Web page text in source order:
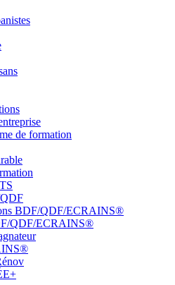
de formation
BDF/QDF/ECRAINS®
QDF/ECRAINS®